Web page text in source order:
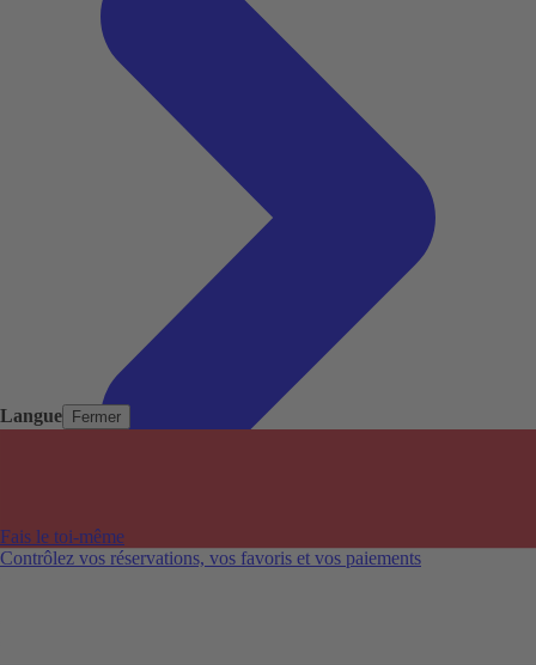
Langue Fermer
Fais le toi-même
Contrôlez vos réservations, vos favoris et vos paiements
Aéroports populaires
Villes populaires
Australie